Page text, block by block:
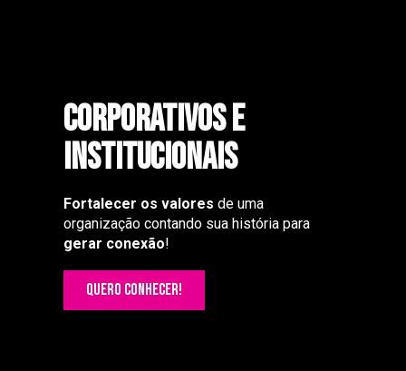
CORPORATIVOS E
INSTITUCIONAIS
Fortalecer os valores de uma
organização contando sua história para
gerar conexão!
QUERO CONHECER!